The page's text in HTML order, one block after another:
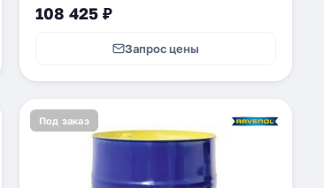
108 425 ₽
Запрос цены
Под заказ